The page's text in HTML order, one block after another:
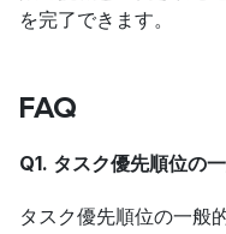
を完了できます。
FAQ
Q1. タスク優先順位の
タスク優先順位の一般